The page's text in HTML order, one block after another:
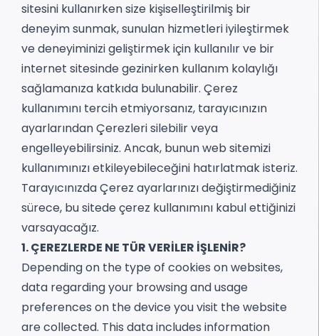
sitesini kullanırken size kişiselleştirilmiş bir
deneyim sunmak, sunulan hizmetleri iyileştirmek
ve deneyiminizi geliştirmek için kullanılır ve bir
internet sitesinde gezinirken kullanım kolaylığı
sağlamanıza katkıda bulunabilir. Çerez
kullanımını tercih etmiyorsanız, tarayıcınızın
ayarlarından Çerezleri silebilir veya
engelleyebilirsiniz. Ancak, bunun web sitemizi
kullanımınızı etkileyebileceğini hatırlatmak isteriz.
Tarayıcınızda Çerez ayarlarınızı değiştirmediğiniz
sürece, bu sitede çerez kullanımını kabul ettiğinizi
varsayacağız.
1. ÇEREZLERDE NE TÜR VERİLER İŞLENİR?
Depending on the type of cookies on websites,
data regarding your browsing and usage
preferences on the device you visit the website
are collected. This data includes information